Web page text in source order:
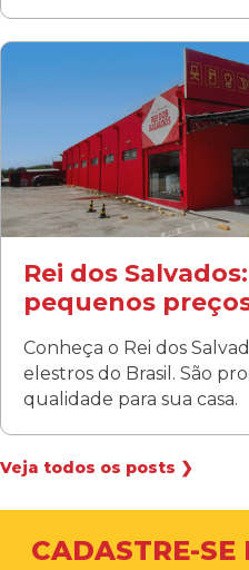
Fanny
Rua Albino Beatriz, 100 -
Segunda a sábado:
Domingo: FECHADA
ÚLTIMOS DIAS DE
(41) 3411-1754
(41) 99249-4620
Rei dos
pequenos
Conheça o Rei dos
elestros do Brasil. São
qualidade para sua casa.
Veja todos os posts ❯
CADASTRE-SE